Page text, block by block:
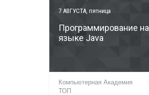
7 АВГУСТА , пятница
Программирование на
языке Java
Компьютерная Академия
ТОП